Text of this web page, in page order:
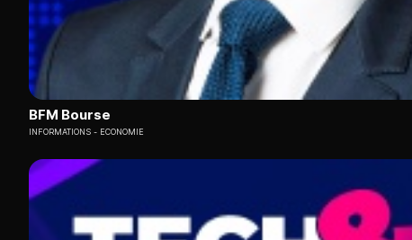
BFM Bourse
INFORMATIONS ECONOMIE